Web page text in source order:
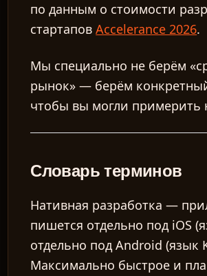
по данным о стоимости
стартаповAccelerance 2026.
Мы специально не берём
рынок» — берём
чтобы вы могли примерить
Словарь терминов
Нативная разработка —
пишется отдельно под iOS
отдельно под Android (язык
Максимально быстрое и